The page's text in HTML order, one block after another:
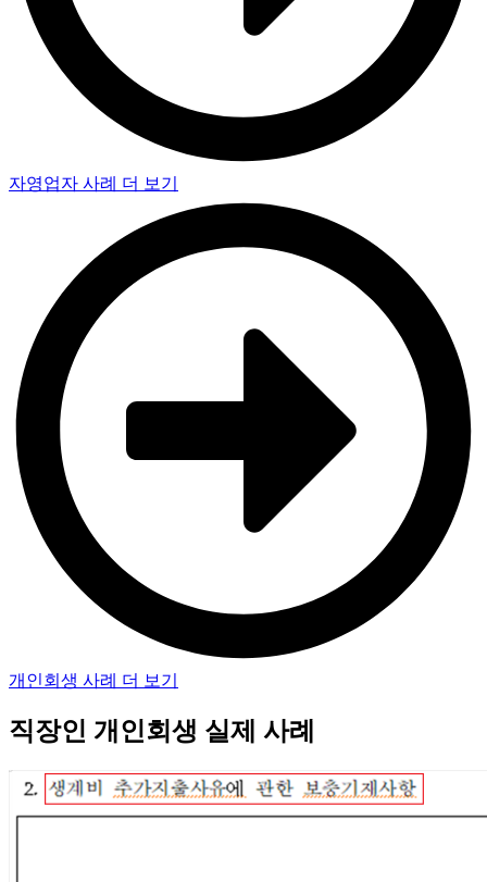
자영업자 사례 더 보기
개인회생 사례 더 보기
직장인 개인회생 실제 사례